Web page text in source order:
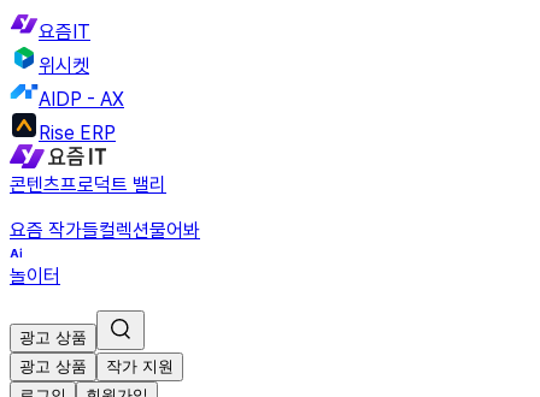
요즘IT
위시켓
AIDP - AX
Rise ERP
콘텐츠프로덕트 밸리
요즘 작가들컬렉션물어봐
놀이터
광고 상품
광고 상품
작가 지원